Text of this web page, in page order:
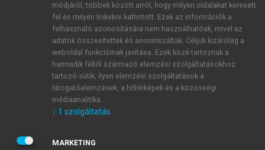
ÚJ FIÓK LÉTREHOZÁSA
1 óra díjmentes hozzáférés
E-MAIL-CÍM
JELSZÓ
módjáról, többek között arról, hogy milyen oldalakat keresett
fel és milyen linkekre kattintott. Ezek az információk a
felhasználó azonosítására nem használhatóak, mivel az
adatok összesítettek és anonimizáltak. Céljuk kizárólag a
weboldal funkcióinak javítása. Ezek közé tartoznak a
harmadik féltől származó elemzési szolgáltatásokhoz
tartozó sütik; ilyen elemzési szolgáltatások a
látogatóelemzések, a hőtérképek és a közösségi
médiaanalitika.
↓ 1 szolgáltatás
MARKETING